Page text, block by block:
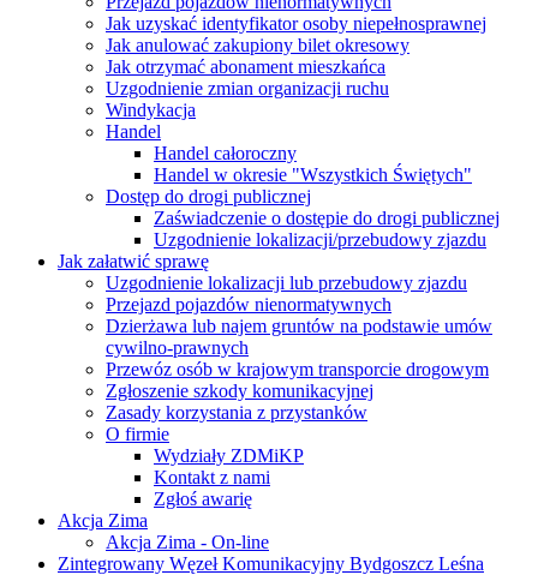
Jak uzyskać identyfikator osoby niepełnosprawnej
Jak anulować zakupiony bilet okresowy
Jak otrzymać abonament mieszkańca
Uzgodnienie zmian organizacji ruchu
Windykacja
Handel
Handel całoroczny
Handel w okresie "Wszystkich Świętych"
Dostęp do drogi publicznej
Zaświadczenie o dostępie do drogi publicznej
Uzgodnienie lokalizacji/przebudowy zjazdu
Jak załatwić sprawę
Uzgodnienie lokalizacji lub przebudowy zjazdu
Przejazd pojazdów nienormatywnych
Dzierżawa lub najem gruntów na podstawie umów
cywilno-prawnych
Przewóz osób w krajowym transporcie drogowym
Zgłoszenie szkody komunikacyjnej
Zasady korzystania z przystanków
O firmie
Wydziały ZDMiKP
Kontakt z nami
Zgłoś awarię
Akcja Zima
Akcja Zima - On-line
Zintegrowany Węzeł Komunikacyjny Bydgoszcz Leśna